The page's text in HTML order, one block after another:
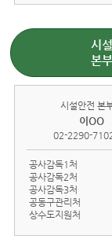
시
본부
시설안전 본
이OO
02-2290-
공사감독1처
공사감독2처
공사감독3처
공동구관리처
상수도지원처